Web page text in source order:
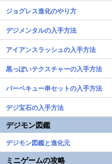
ジョグレス進化のやり方
デジメンタルの入手方法
アイアンスラッシュの入手方法
黒っぽいテクスチャーの入手方法
バーベキュー串セットの入手方法
デジ宝石の入手方法
デジモン図鑑
デジモン図鑑と進化元
ミニゲームの攻略